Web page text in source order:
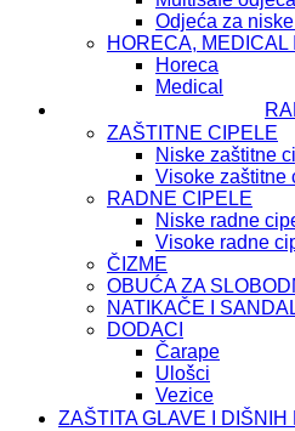
Odjeća za
HORECA, MEDICAL
Horeca
Medical
ZAŠTITNE CIPELE
Niske zaštitne
Visoke zaštitne
RADNE CIPELE
Niske radne
Visoke radne
ČIZME
OBUĆA ZA
NATIKAČE I
DODACI
Čarape
Ulošci
Vezice
ZAŠTITA GLAVE I DIŠNIH